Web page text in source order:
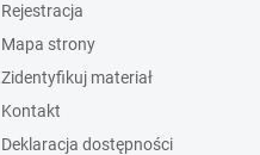
Rejestracja
Mapa strony
Zidentyfikuj materiał
Kontakt
Deklaracja dostępności